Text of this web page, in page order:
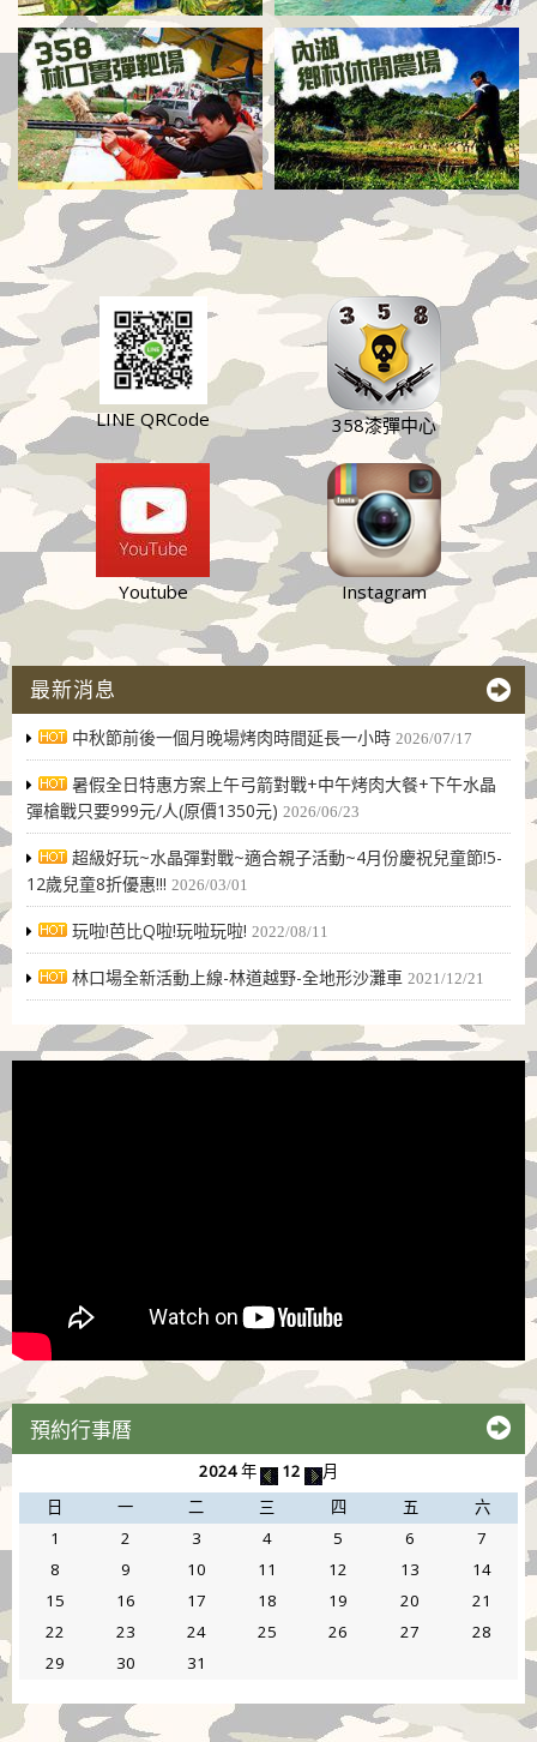
LINE QRCode 358漆彈中心
Youtube Instagram
最新消息
中秋節前後一個月晚場烤肉時間延長一小時 2026/07/17
暑假全日特惠方案上午弓箭對戰+中午烤肉大餐+下午水晶
彈槍戰只要999元/人(原價1350元) 2026/06/23
超級好玩~水晶彈對戰~適合親子活動~4月份慶祝兒童節!5-
12歲兒童8折優惠!!! 2026/03/01
玩啦!芭比Q啦!玩啦玩啦! 2022/08/11
林口場全新活動上線-林道越野-全地形沙灘車 2021/12/21
預約行事曆
2024年 12
月
日
一 二 三 四 五
六
1
2 3 4 5 6
7
8
9 10 11 12 13
14
15
16 17 18 19 20
21
22
23 24 25 26 27
28
29
30 31